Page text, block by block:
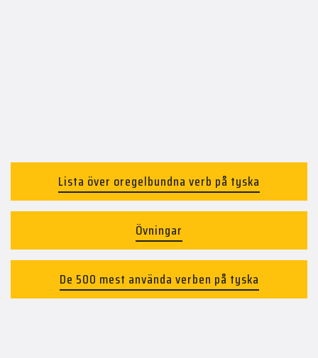
Lista över oregelbundna verb på tyska
Övningar
De 500 mest använda verben på tyska